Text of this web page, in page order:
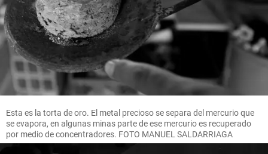
Esta es la torta de oro. El metal precioso se separa del mercurio que
se evapora, en algunas minas parte de ese mercurio es recuperado
por medio de concentradores. FOTO MANUEL SALDARRIAGA